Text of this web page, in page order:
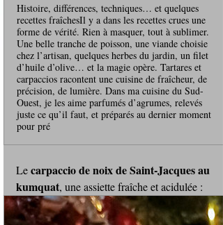
Histoire, différences, techniques… et quelques
recettes fraîchesIl y a dans les recettes crues une
forme de vérité. Rien à masquer, tout à sublimer.
Une belle tranche de poisson, une viande choisie
chez l’artisan, quelques herbes du jardin, un filet
d’huile d’olive… et la magie opère. Tartares et
carpaccios racontent une cuisine de fraîcheur, de
précision, de lumière. Dans ma cuisine du Sud-
Ouest, je les aime parfumés d’agrumes, relevés
juste ce qu’il faut, et préparés au dernier moment
pour pré
Le carpaccio de noix de Saint‑Jacques au
kumquat, une assiette fraîche et acidulée :